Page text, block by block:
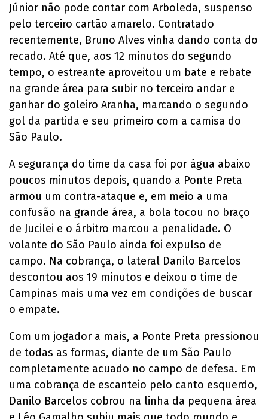
Júnior não pode contar com Arboleda, suspenso
pelo terceiro cartão amarelo. Contratado
recentemente, Bruno Alves vinha dando conta do
recado. Até que, aos 12 minutos do segundo
tempo, o estreante aproveitou um bate e rebate
na grande área para subir no terceiro andar e
ganhar do goleiro Aranha, marcando o segundo
gol da partida e seu primeiro com a camisa do
São Paulo.
A segurança do time da casa foi por água abaixo
poucos minutos depois, quando a Ponte Preta
armou um contra-ataque e, em meio a uma
confusão na grande área, a bola tocou no braço
de Jucilei e o árbitro marcou a penalidade. O
volante do São Paulo ainda foi expulso de
campo. Na cobrança, o lateral Danilo Barcelos
descontou aos 19 minutos e deixou o time de
Campinas mais uma vez em condições de buscar
o empate.
Com um jogador a mais, a Ponte Preta pressionou
de todas as formas, diante de um São Paulo
completamente acuado no campo de defesa. Em
uma cobrança de escanteio pelo canto esquerdo,
Danilo Barcelos cobrou na linha da pequena área